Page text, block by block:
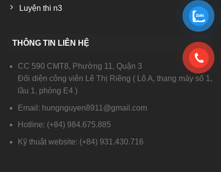
Luyện thi n3
THÔNG TIN LIÊN HỆ
CC 590 CMT8, Phường 11, Quận 3
Đối diện công viên Lê Thị Riêng ( Lô A, thang máy số 1,
lầu 1, phòng E4 )
Email: hungnguyen8911@gmail.com
Hotline: (+84) 984.675.885
Kỹ thuật website: (+84) 931.430.716